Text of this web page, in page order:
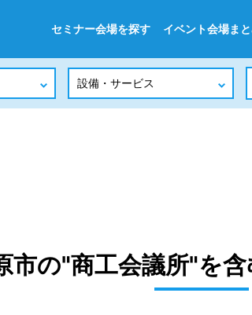
セミナー会場を探す イベント会場ま
市の"商工会議所"を